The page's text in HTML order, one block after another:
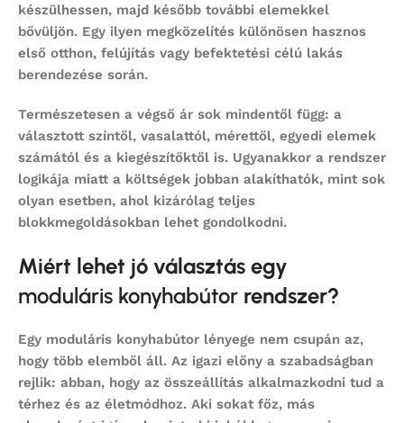
készülhessen, majd később további elemekkel
bővüljön. Egy ilyen megközelítés különösen hasznos
első otthon, felújítás vagy befektetési célú lakás
berendezése során.
Természetesen a végső ár sok mindentől függ: a
választott színtől, vasalattól, mérettől, egyedi elemek
számától és a kiegészítőktől is. Ugyanakkor a rendszer
logikája miatt a költségek jobban alakíthatók, mint sok
olyan esetben, ahol kizárólag teljes
blokkmegoldásokban lehet gondolkodni.
Miért lehet jó választás egy
moduláris konyhabútor rendszer?
Egy moduláris konyhabútor lényege nem csupán az,
hogy több elemből áll. Az igazi előny a szabadságban
rejlik: abban, hogy az összeállítás alkalmazkodni tud a
térhez és az életmódhoz. Aki sokat főz, más